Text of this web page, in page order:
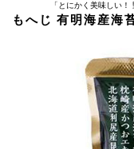
「とにかく美味しい
もへじ 有明海産海